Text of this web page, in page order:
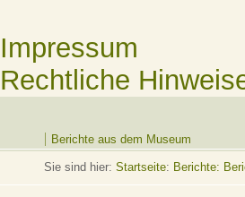
Impressum
Rechtliche
Berichte aus dem Museum
Sie sind hier: Startseite: Berichte: